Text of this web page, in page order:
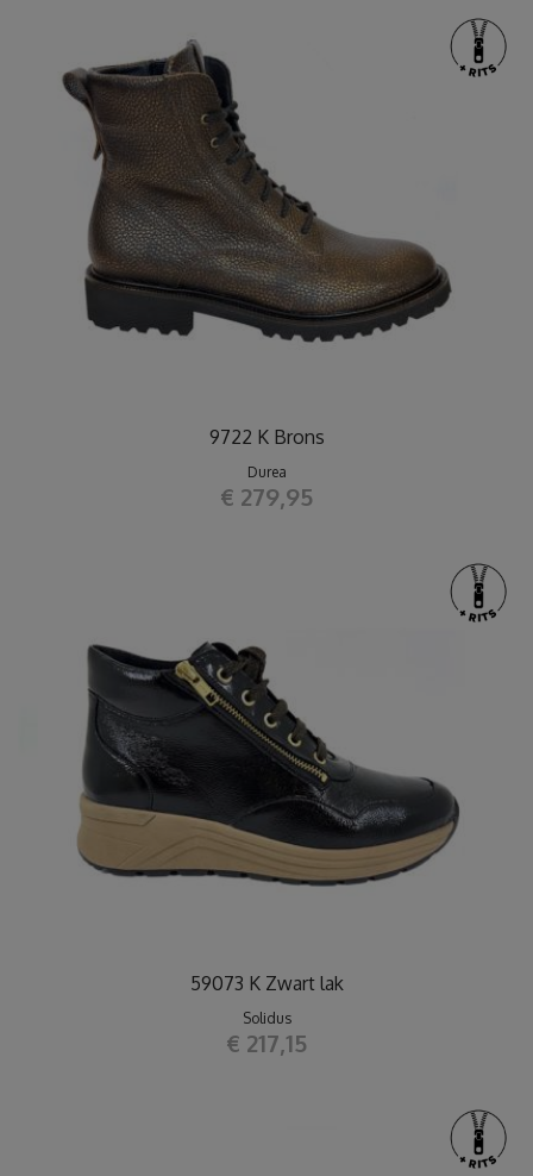
9722 K Brons
Durea
€ 279,95
59073 K Zwart lak
Solidus
€ 217,15